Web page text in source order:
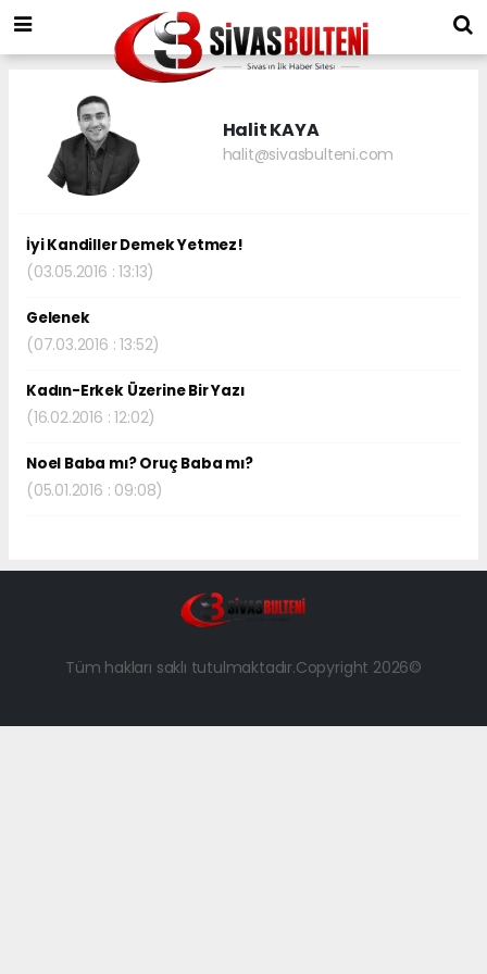
Halit KAYA
halit@sivasbulteni.com
İyi Kandiller Demek Yetmez!
(03.05.2016 : 13:13)
Gelenek
(07.03.2016 : 13:52)
Kadın-Erkek Üzerine Bir Yazı
(16.02.2016 : 12:02)
Noel Baba mı? Oruç Baba mı?
(05.01.2016 : 09:08)
Tüm hakları saklı tutulmaktadır.Copyright 2026©